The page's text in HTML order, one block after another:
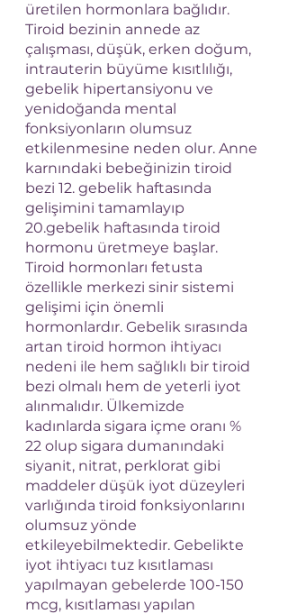
üretilen hormonlara bağlıdır.
Tiroid bezinin annede az
çalışması, düşük, erken doğum,
intrauterin büyüme kısıtlılığı,
gebelik hipertansiyonu ve
yenidoğanda mental
fonksiyonların olumsuz
etkilenmesine neden olur. Anne
karnındaki bebeğinizin tiroid
bezi 12. gebelik haftasında
gelişimini tamamlayıp
20.gebelik haftasında tiroid
hormonu üretmeye başlar.
Tiroid hormonları fetusta
özellikle merkezi sinir sistemi
gelişimi için önemli
hormonlardır. Gebelik sırasında
artan tiroid hormon ihtiyacı
nedeni ile hem sağlıklı bir tiroid
bezi olmalı hem de yeterli iyot
alınmalıdır. Ülkemizde
kadınlarda sigara içme oranı %
22 olup sigara dumanındaki
siyanit, nitrat, perklorat gibi
maddeler düşük iyot düzeyleri
varlığında tiroid fonksiyonlarını
olumsuz yönde
etkileyebilmektedir. Gebelikte
iyot ihtiyacı tuz kısıtlaması
yapılmayan gebelerde 100-150
mcg, kısıtlaması yapılan